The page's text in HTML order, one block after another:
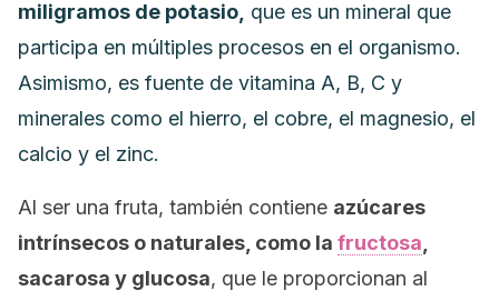
miligramos de potasio, que es un mineral que
participa en múltiples procesos en el organismo.
Asimismo, es fuente de vitamina A, B, C y
minerales como el hierro, el cobre, el magnesio, el
calcio y el zinc.
Al ser una fruta, también contiene azúcares
intrínsecos o naturales, como la fructosa
sacarosa y glucosa, que le proporcionan al